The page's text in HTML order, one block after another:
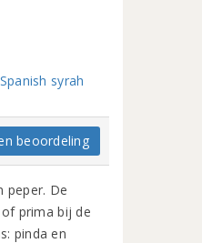
syrah
beoordeling
peper. De
prima bij de
pinda en